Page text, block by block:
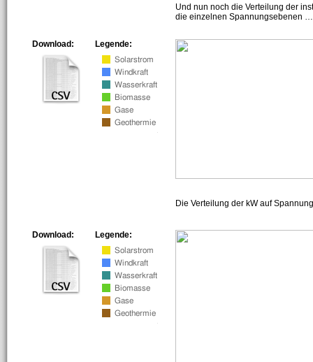
Und nun noch die Verteilung der
die einzelnen Spannungsebenen
Legende:
Download:
Die Verteilung der kW auf
Legende:
Download: